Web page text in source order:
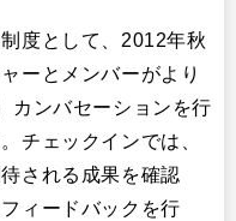
度として、2012年秋
ーとメンバーがより
カンバセーションを行
チェックインでは、
される成果を確認
ィードバックを行